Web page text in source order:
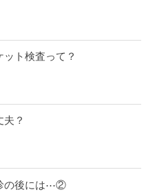
ト検査って？
夫？
の後には⋯②